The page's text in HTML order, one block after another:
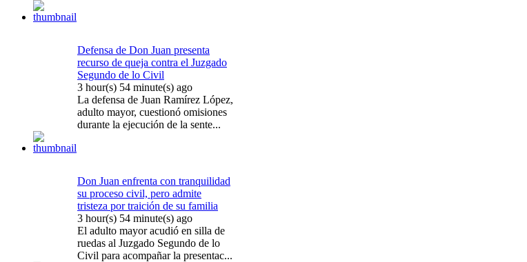
Defensa de Don Juan presenta
recurso de queja contra el Juzgado
Segundo de lo Civil
3 hour(s) 54 minute(s) ago
La defensa de Juan Ramírez López,
adulto mayor, cuestionó omisiones
durante la ejecución de la sente...
Don Juan enfrenta con tranquilidad
su proceso civil, pero admite
tristeza por traición de su familia
3 hour(s) 54 minute(s) ago
El adulto mayor acudió en silla de
ruedas al Juzgado Segundo de lo
Civil para acompañar la presentac...